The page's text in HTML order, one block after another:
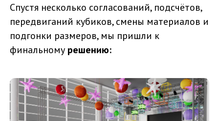
Спустя несколько согласований, подсчётов,
передвиганий кубиков, смены материалов и
подгонки размеров, мы пришли к
финальному решению: